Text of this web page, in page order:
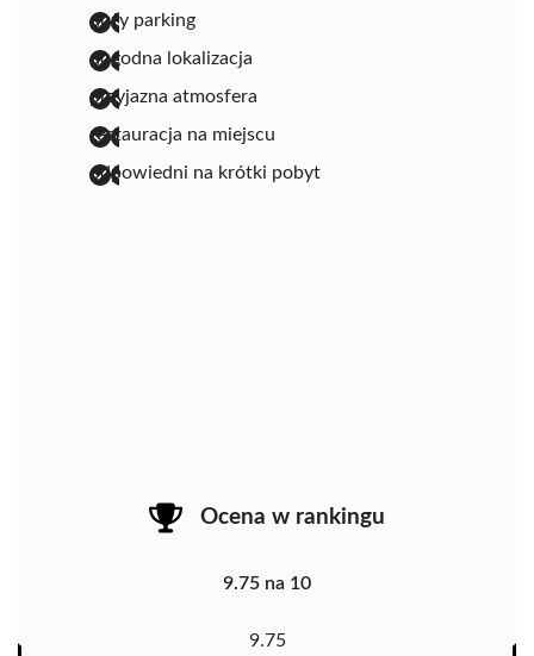
duży parking
dogodna lokalizacja
przyjazna atmosfera
restauracja na miejscu
odpowiedni na krótki pobyt
Ocena w rankingu
9.75 na 10
9.75